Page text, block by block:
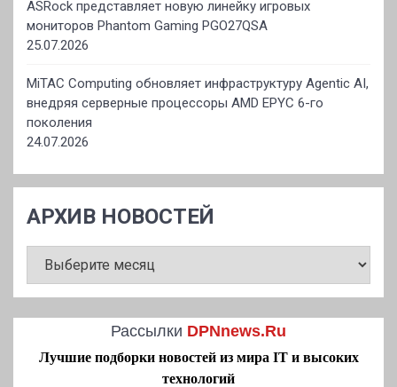
ASRock представляет новую линейку игровых
мониторов Phantom Gaming PGO27QSA
25.07.2026
MiTAC Computing обновляет инфраструктуру Agentic AI,
внедряя серверные процессоры AMD EPYC 6-го
поколения
24.07.2026
АРХИВ НОВОСТЕЙ
НОВОСТЕЙ
Рассылки DPNnews.Ru
Лучшие подборки новостей из мира IT и высоких
технологий